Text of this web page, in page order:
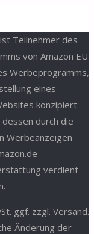
Teilnehmer des
von Amazon EU
Werbeprogramms,
eines
konzipiert
durch die
Werbeanzeigen
verdient
ggf. zzgl. Versand.
Änderung der